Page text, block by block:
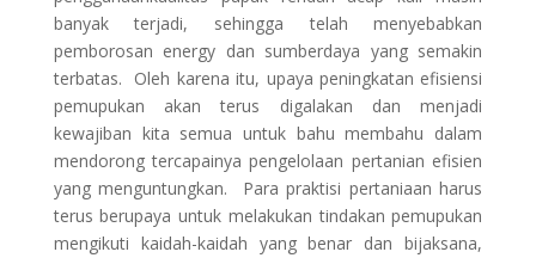
banyak terjadi, sehingga telah menyebabkan
pemborosan energy dan sumberdaya yang semakin
terbatas. Oleh karena itu, upaya peningkatan efisiensi
pemupukan akan terus digalakan dan menjadi
kewajiban kita semua untuk bahu membahu dalam
mendorong tercapainya pengelolaan pertanian efisien
yang menguntungkan. Para praktisi pertaniaan harus
terus berupaya untuk melakukan tindakan pemupukan
mengikuti kaidah-kaidah yang benar dan bijaksana,